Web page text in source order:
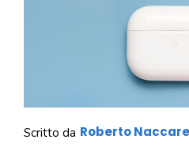
Scritto da Roberto